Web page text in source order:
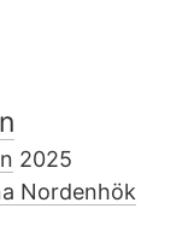
2025
Nordenhök